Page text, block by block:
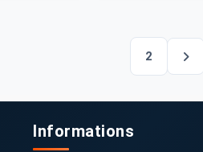
2
Informations